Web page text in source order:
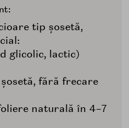
tip șosetă,
glicolic, lactic)
fără frecare
naturală în 4–7